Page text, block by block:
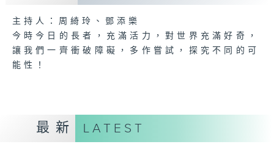
主持人：周綺玲、鄧添樂
今時今日的長者，充滿活力，對世界充滿好奇，
讓我們一齊衝破障礙，多作嘗試，探究不同的可
能性！
最新 LATEST